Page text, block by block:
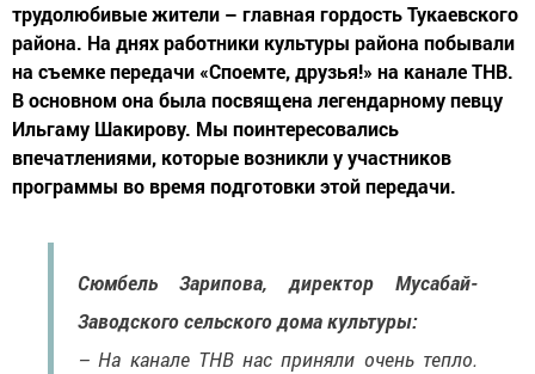
трудолюбивые жители – главная гордость Тукаевского
района. На днях работники культуры района побывали
на съемке передачи «Споемте, друзья!» на канале ТНВ.
В основном она была посвящена легендарному певцу
Ильгаму Шакирову. Мы поинтересовались
впечатлениями, которые возникли у участников
программы во время подготовки этой передачи.
Сюмбель Зарипова, директор Мусабай-
Заводского сельского дома культуры:
– На канале ТНВ нас приняли очень тепло.